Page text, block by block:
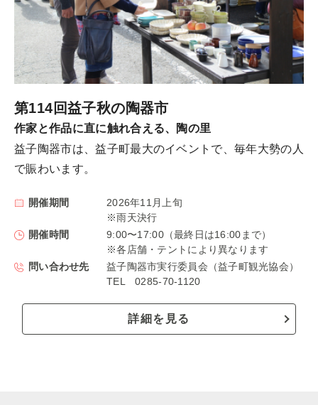
第114回益子秋の陶器市
作家と作品に直に触れ合える、陶の里
益子陶器市は、益子町最大のイベントで、毎年大勢の人
で賑わいます。
開催期間
2026年11月上旬
※雨天決行
開催時間
9:00〜17:00（最終日は16:00まで）
※各店舗・テントにより異なります
問い合わせ先
益子陶器市実行委員会（益子町観光協会）
TEL 0285-70-1120
詳細を見る